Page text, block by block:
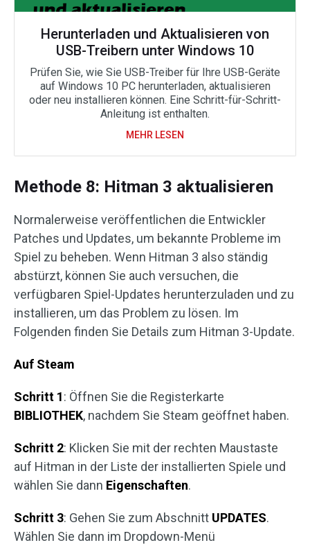
Herunterladen und Aktualisieren von
USB-Treibern unter Windows 10
Prüfen Sie, wie Sie USB-Treiber für Ihre USB-Geräte
auf Windows 10 PC herunterladen, aktualisieren
oder neu installieren können. Eine Schritt-für-Schritt-
Anleitung ist enthalten.
MEHR LESEN
Methode 8: Hitman 3 aktualisieren
Normalerweise veröffentlichen die Entwickler
Patches und Updates, um bekannte Probleme im
Spiel zu beheben. Wenn Hitman 3 also ständig
abstürzt, können Sie auch versuchen, die
verfügbaren Spiel-Updates herunterzuladen und zu
installieren, um das Problem zu lösen. Im
Folgenden finden Sie Details zum Hitman 3-Update.
Auf Steam
Schritt 1: Öffnen Sie die Registerkarte
BIBLIOTHEK, nachdem Sie Steam geöffnet haben.
Schritt 2: Klicken Sie mit der rechten Maustaste
auf Hitman in der Liste der installierten Spiele und
wählen Sie dann Eigenschaften.
Schritt 3: Gehen Sie zum Abschnitt UPDATES.
Wählen Sie dann im Dropdown-Menü